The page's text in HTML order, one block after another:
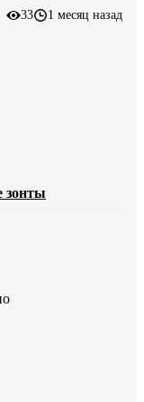
33 1 месяц назад
зонты